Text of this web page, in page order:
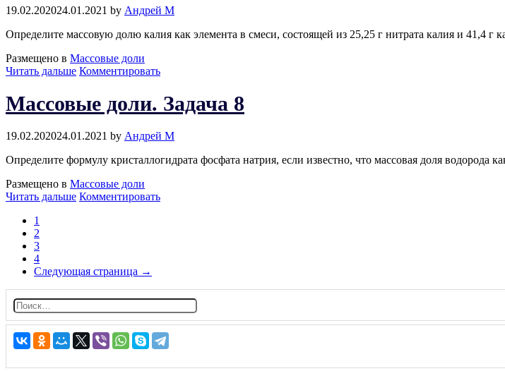
19.02.202024.01.2021 by Андрей М
Определите массовую долю калия как элемента в смеси, состоящей из 25,25 г нитрата калия и 41,4 г
Размещено в Массовые доли
Читать дальшеМассовые
7
Комментировать
Массовые доли. Задача 8
19.02.202024.01.2021 by Андрей М
Определите формулу кристаллогидрата фосфата натрия, если известно, что массовая доля водорода
Размещено в Массовые доли
Читать дальшеМассовые
Комментировать
1
2
3
4
Следующая страница →
Н
а
й
т
и: